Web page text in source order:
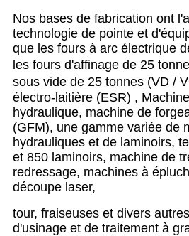
Nos bases de fabrication ont
technologie de pointe et
que les fours à arc électrique
les fours d'affinage de 25
sous vide de 25 tonnes (VD /
électro-laitière (ESR) ,
hydraulique, machine de
(GFM), une gamme variée de
hydrauliques et de laminoirs,
et 850 laminoirs, machine de
redressage, machines à
découpe laser,
tour, fraiseuses et divers
d'usinage et de traitement à